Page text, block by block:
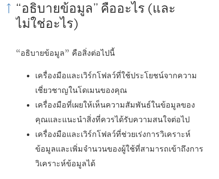
ปิ
ะ
ด
ห
“อธิบายข้อมูล” คืออะไร (และ
ไม่ใช่อะไร)
“อธิบายข้อมูล” คือสิ่งต่อไปนี้
เครื่องมือและเวิร์กโฟลว์ที่ใช้ประโยชน์จากความ
เชี่ยวชาญในโดเมนของคุณ
เครื่องมือที่เผยให้เห็นความสัมพันธ์ในข้อมูลของ
คุณและแนะนำสิ่งที่ควรได้รับความสนใจต่อไป
เครื่องมือและเวิร์กโฟลว์ที่ช่วยเร่งการวิเคราะห์
ข้อมูลและเพิ่มจำนวนของผู้ใช้ที่สามารถเข้าถึงการ
วิเคราะห์ข้อมูลได้